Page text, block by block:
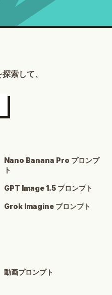
索して、
Nano Banana Pro プロンプ
ト
GPT Image 1.5 プロンプト
Grok Imagine プロンプト
動画プロンプト